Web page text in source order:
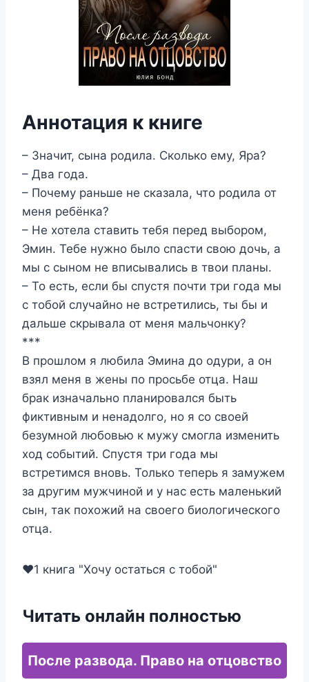
Аннотация к книге
– Значит, сына родила. Сколько ему, Яра?
– Два года.
– Почему раньше не сказала, что родила от
меня ребёнка?
– Не хотела ставить тебя перед выбором,
Эмин. Тебе нужно было спасти свою дочь, а
мы с сыном не вписывались в твои планы.
– То есть, если бы спустя почти три года мы
с тобой случайно не встретились, ты бы и
дальше скрывала от меня мальчонку?
***
В прошлом я любила Эмина до одури, а он
взял меня в жены по просьбе отца. Наш
брак изначально планировался быть
фиктивным и ненадолго, но я со своей
безумной любовью к мужу смогла изменить
ход событий. Спустя три года мы
встретимся вновь. Только теперь я замужем
за другим мужчиной и у нас есть маленький
сын, так похожий на своего биологического
отца.
❤️1 книга "Хочу остаться с тобой"
Читать онлайн полностью
После развода. Право на отцовство